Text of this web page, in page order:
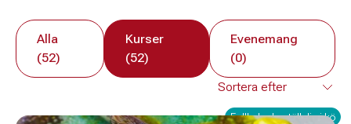
Alla
(52)
Kurser
(52)
Evenemang
(0)
Fullbokad - ställ dig i kö